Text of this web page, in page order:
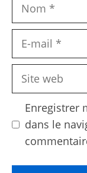
Site
Enregistrer
dans le